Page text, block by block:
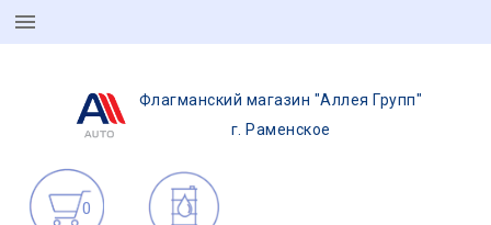
Флагманский магазин "Аллея Групп"
г. Раменское
0